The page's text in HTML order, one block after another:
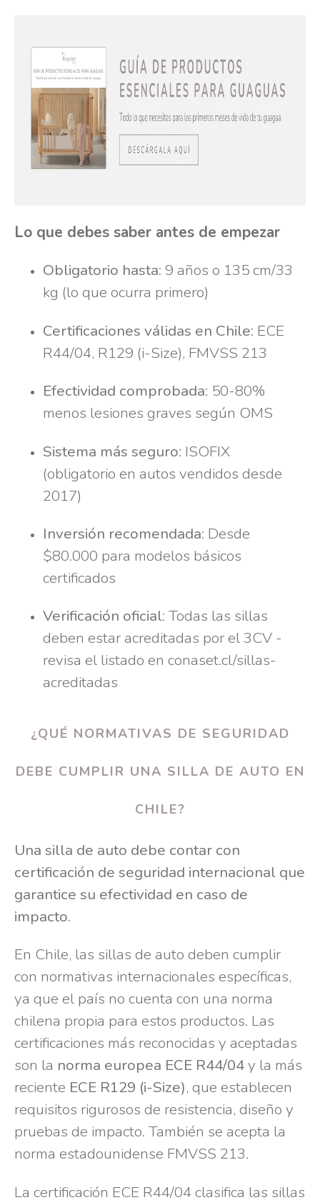
Lo que debes saber antes de empezar
Obligatorio hasta: 9 años o 135 cm/33
kg (lo que ocurra primero)
Certificaciones válidas en Chile: ECE
R44/04, R129 (i-Size), FMVSS 213
Efectividad comprobada: 50-80%
menos lesiones graves según OMS
Sistema más seguro: ISOFIX
(obligatorio en autos vendidos desde
2017)
Inversión recomendada: Desde
$80.000 para modelos básicos
certificados
Verificación oficial: Todas las sillas
deben estar acreditadas por el 3CV -
revisa el listado en conaset.cl/sillas-
acreditadas
¿QUÉ NORMATIVAS DE SEGURIDAD
DEBE CUMPLIR UNA SILLA DE AUTO EN
CHILE?
Una silla de auto debe contar con
certificación de seguridad internacional que
garantice su efectividad en caso de
impacto.
En Chile, las sillas de auto deben cumplir
con normativas internacionales específicas,
ya que el país no cuenta con una norma
chilena propia para estos productos. Las
certificaciones más reconocidas y aceptadas
son la norma europea ECE R44/04y la más
reciente ECE R129 (i-Size), que establecen
requisitos rigurosos de resistencia, diseño y
pruebas de impacto. También se acepta la
norma estadounidense FMVSS 213.
La certificación ECE R44/04 clasifica las sillas